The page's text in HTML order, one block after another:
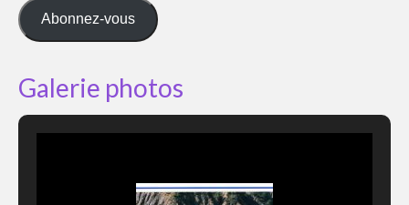
mail
Abonnez-vous
Galerie photos